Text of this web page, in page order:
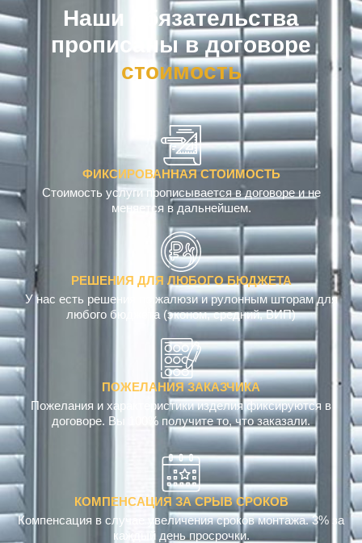
Наши обязательства
прописаны в договоре
омпенсация
ФИКСИРОВАННАЯ СТОИМОСТЬ
Стоимость услуги прописывается в договоре и не
меняется в дальнейшем.
РЕШЕНИЯ ДЛЯ ЛЮБОГО БЮДЖЕТА
У нас есть решения по жалюзи и рулонным шторам для
любого бюджета (эконом, средний, ВИП)
ПОЖЕЛАНИЯ ЗАКАЗЧИКА
Пожелания и характеристики изделия фиксируются в
договоре. Вы 100% получите то, что заказали.
КОМПЕНСАЦИЯ ЗА СРЫВ СРОКОВ
Компенсация в случае увеличения сроков монтажа. 3% за
каждый день просрочки.